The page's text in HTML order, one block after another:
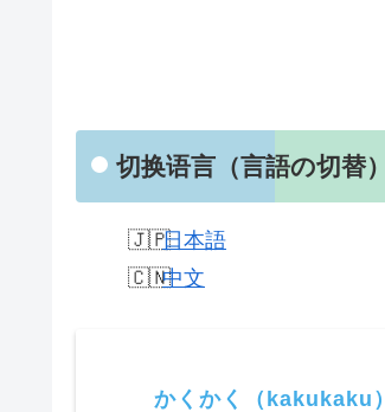
切换语言（言語の切替）
日本語
中文
かくかく（kakukaku）